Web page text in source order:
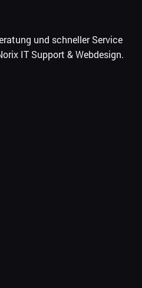
und schneller Service
IT Support & Webdesign.